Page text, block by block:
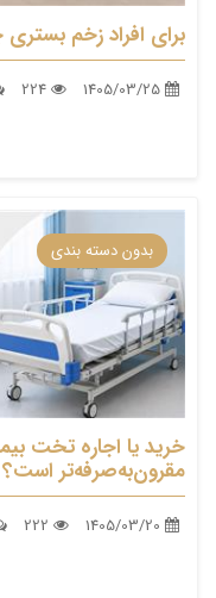
برای افراد زخم
بدون دسته بندی
خرید یا اجاره تخت
مقرون‌به‌صرفه‌تر است؟